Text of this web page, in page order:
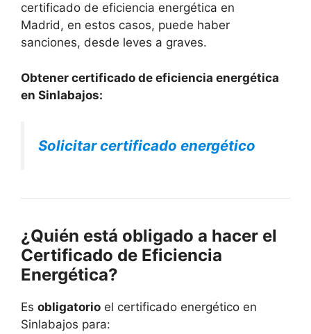
certificado de eficiencia energética en
Madrid, en estos casos, puede haber
sanciones, desde leves a graves.
Obtener certificado de eficiencia energética
en Sinlabajos:
Solicitar certificado energético
¿Quién está obligado a hacer el
Certificado de Eficiencia
Energética?
Es obligatorio el certificado energético en
Sinlabajos para: